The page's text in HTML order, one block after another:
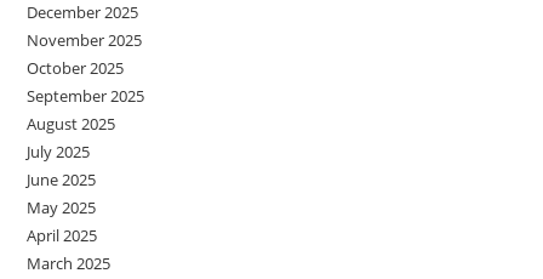
December 2025
November 2025
October 2025
September 2025
August 2025
July 2025
June 2025
May 2025
April 2025
March 2025